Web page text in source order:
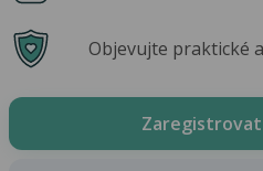
Objevujte praktické
Zaregistrovat